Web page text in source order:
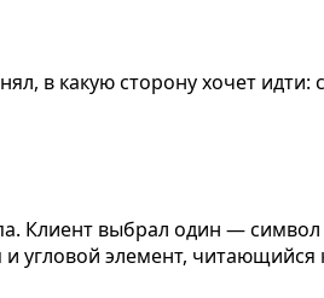
в какую сторону хочет
Клиент выбрал один —
угловой элемент,